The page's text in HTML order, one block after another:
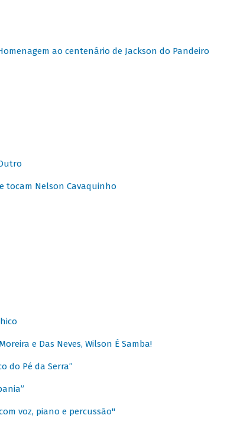
/ Homenagem ao centenário de Jackson do Pandeiro
tocam Nelson Cavaquinho
Moreira e Das Neves, Wilson É Samba!
do Pé da Serra”
voz, piano e percussão"